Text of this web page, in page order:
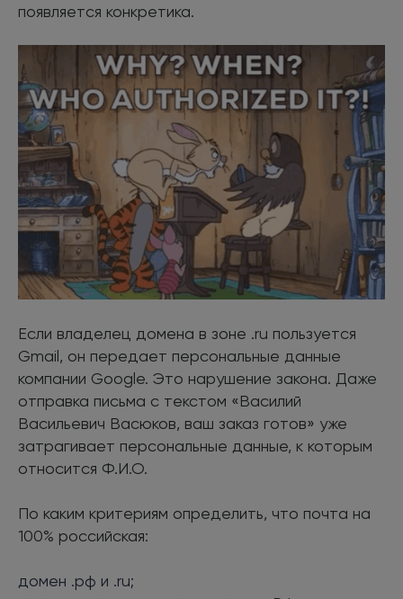
появляется конкретика.
Если владелец домена в зоне .ru пользуется
Gmail, он передает персональные данные
компании Google. Это нарушение закона. Даже
отправка письма с текстом «Василий
Васильевич Васюков, ваш заказ готов» уже
затрагивает персональные данные, к которым
относится Ф.И.О.
По каким критериям определить, что почта на
100% российская:
домен .рф и .ru;